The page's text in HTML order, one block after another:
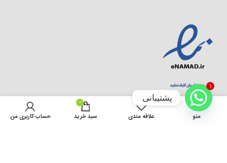
منو علاقه مندی
0
سبد خرید حساب کاربری من
1
پشتیبانی